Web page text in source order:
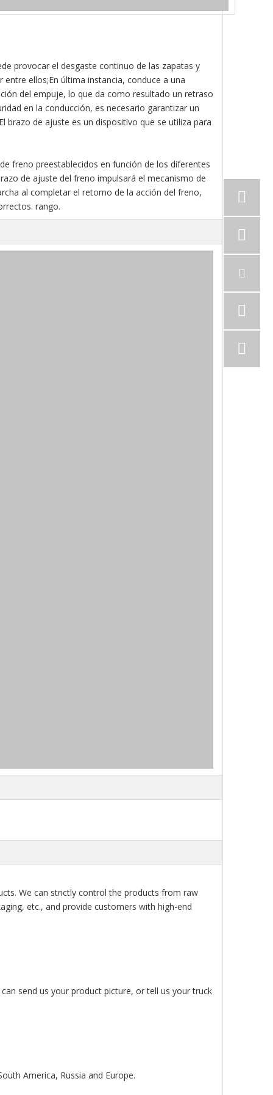
provocar el desgaste continuo de las zapatas y
ellos;En última instancia, conduce a una
del empuje, lo que da como resultado un retraso
en la conducción, es necesario garantizar un
brazo de ajuste es un dispositivo que se utiliza para
freno preestablecidos en función de los diferentes
de ajuste del freno impulsará el mecanismo de
al completar el retorno de la acción del freno,
rango.
We can strictly control the products from raw
etc., and provide customers with high-end
send us your product picture, or tell us your truck
America, Russia and Europe.